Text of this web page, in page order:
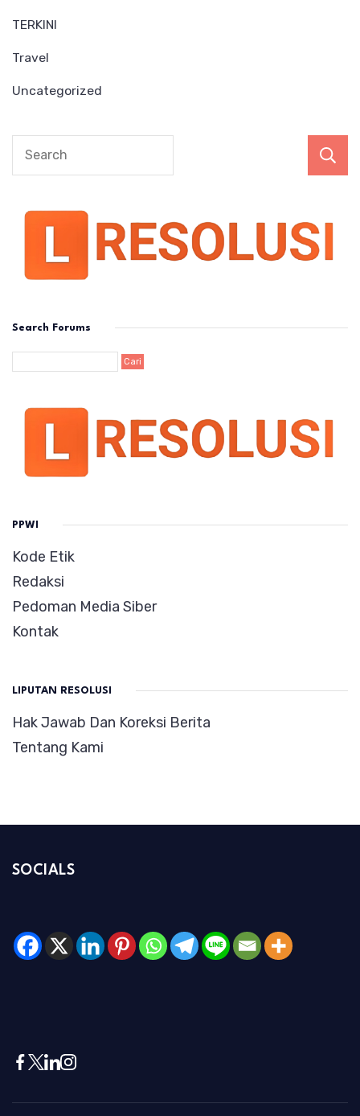
TERKINI
Travel
Uncategorized
Search Forums
PPWI
Kode Etik
Redaksi
Pedoman Media Siber
Kontak
LIPUTAN RESOLUSI
Hak Jawab Dan Koreksi Berita
Tentang Kami
SOCIALS